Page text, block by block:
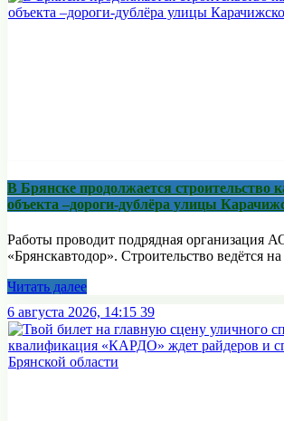
В Брянске продолжается строительство
объекта –дороги-дублёра улицы
Работы проводит подрядная организация
«Брянскавтодор». Строительство ведётся
Читать далее
6 августа 2026, 14:15 39